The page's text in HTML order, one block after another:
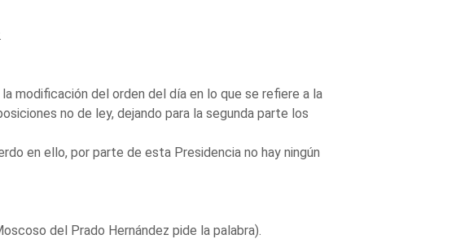
modificación del orden del día en lo que se refiere a la
no de ley, dejando para la segunda parte los
en ello, por parte de esta Presidencia no hay ningún
del Prado Hernández pide la palabra).